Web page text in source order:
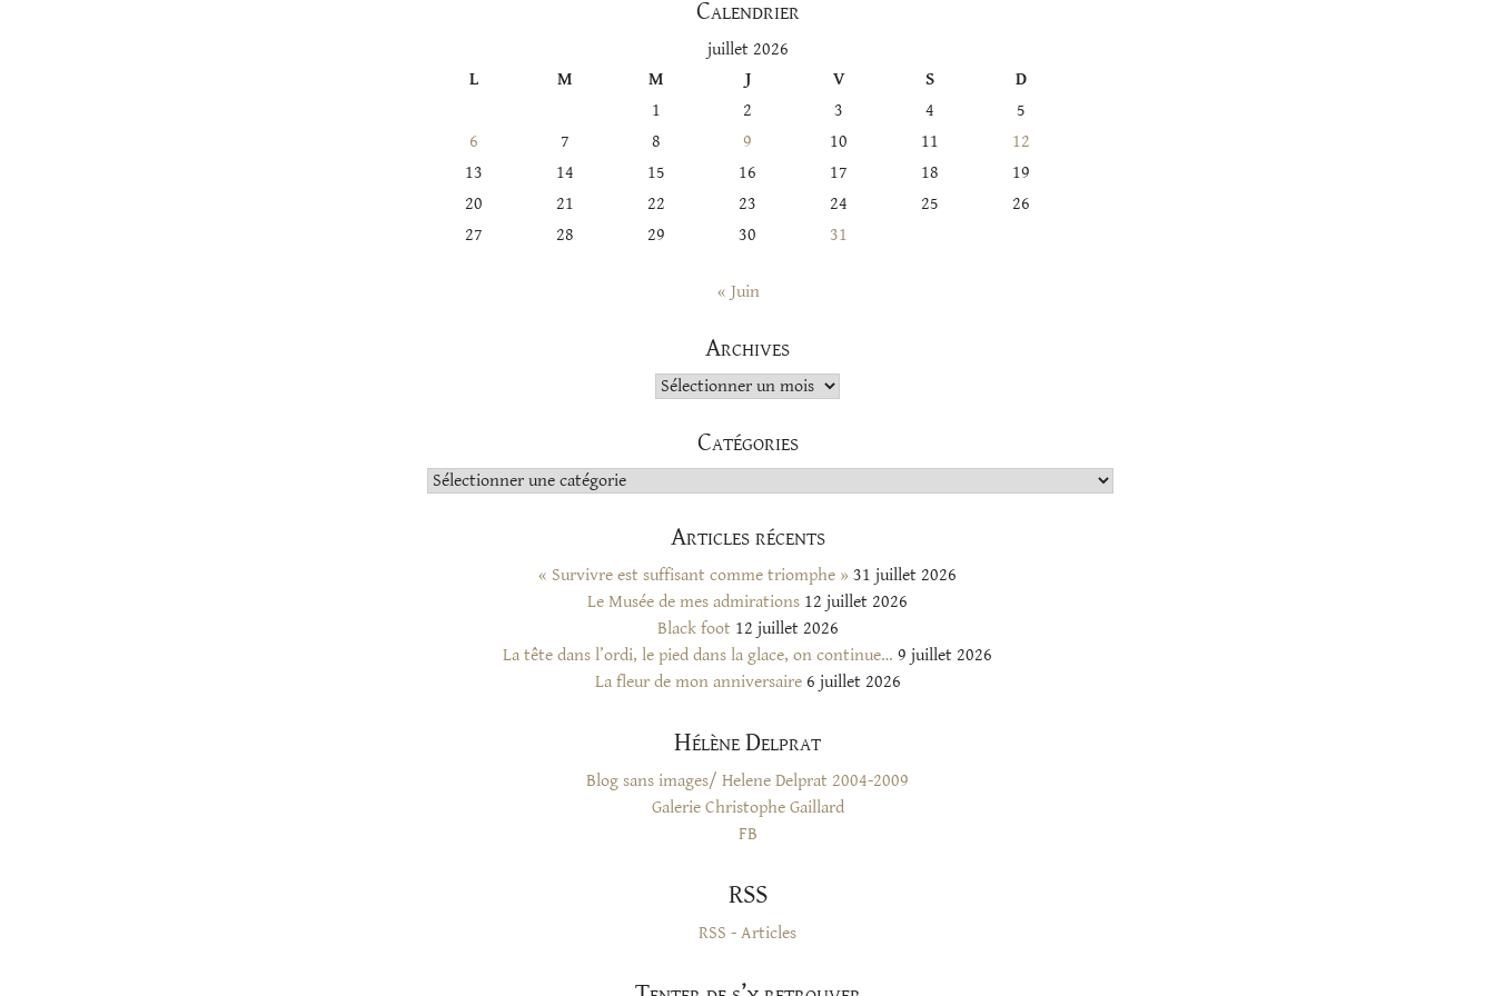
Calendrier
juillet 2026
L
M M J V S
D
1
2 3 4
5
6
7 8 9 10 11
12
13
14 15 16 17 18
19
20
21 22 23 24 25
26
27
28 29 30 31
« Juin
Archives
Archives
Catégories
Catégories
Articles récents
« Survivre est suffisant comme triomphe » 31 juillet 2026
Le Musée de mes admirations 12 juillet 2026
Black foot 12 juillet 2026
La tête dans l’ordi, le pied dans la glace, on continue… 9 juillet 2026
La fleur de mon anniversaire 6 juillet 2026
Hélène Delprat
Blog sans images/ Helene Delprat 2004-2009
Galerie Christophe Gaillard
FB
RSS
RSS - Articles